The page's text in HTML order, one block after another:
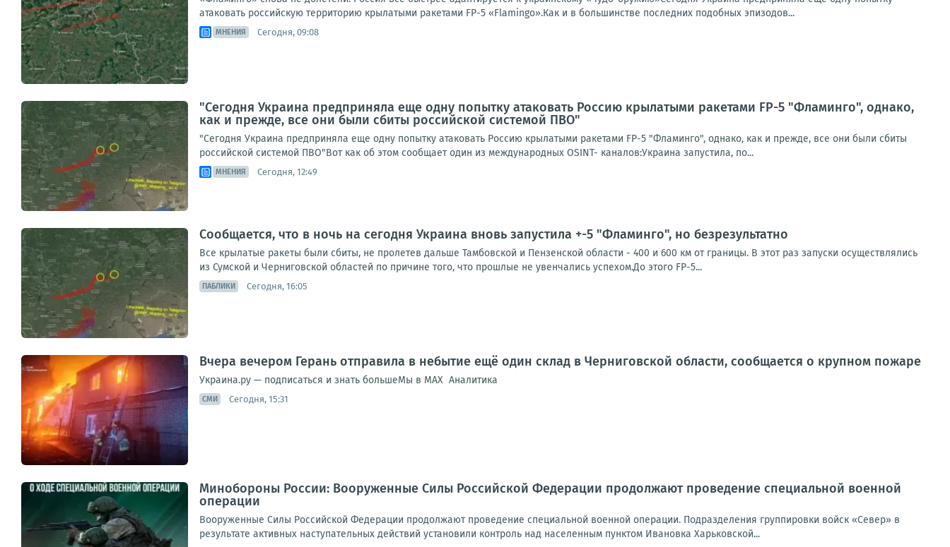
атаковать российскую территорию крылатыми ракетами FP-5 «Flamingo».Как и в большинстве последних подобных эпизодов...
МНЕНИЯ Сегодня, 09:08
"Сегодня Украина предприняла еще одну попытку атаковать Россию крылатыми ракетами FP-5 "Фламинго", однако,
как и прежде, все они были сбиты российской системой ПВО"
"Сегодня Украина предприняла еще одну попытку атаковать Россию крылатыми ракетами FP-5 "Фламинго", однако, как и прежде, все они были сбиты
российской системой ПВО"Вот как об этом сообщает один из международных OSINT- каналов:Украина запустила, по...
МНЕНИЯ Сегодня, 12:49
Сообщается, что в ночь на сегодня Украина вновь запустила +-5 "Фламинго", но безрезультатно
Все крылатые ракеты были сбиты, не пролетев дальше Тамбовской и Пензенской области - 400 и 600 км от границы. В этот раз запуски осуществлялись
из Сумской и Черниговской областей по причине того, что прошлые не увенчались успехом.До этого FP-5...
ПАБЛИКИ Сегодня, 16:05
Вчера вечером Герань отправила в небытие ещё один склад в Черниговской области, сообщается о крупном пожаре
Украина.ру — подписаться и знать большеМы в MAX Аналитика
СМИ Сегодня, 15:31
Минобороны России: Вооруженные Силы Российской Федерации продолжают проведение специальной военной
операции
Вооруженные Силы Российской Федерации продолжают проведение специальной военной операции. Подразделения группировки войск «Север» в
результате активных наступательных действий установили контроль над населенным пунктом Ивановка Харьковской...